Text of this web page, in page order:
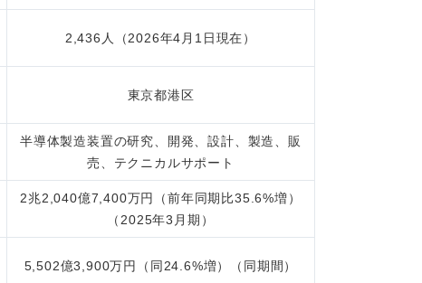
2,436人（2026年4月1日現在）
東京都港区
半導体製造装置の研究、開発、設計、製造、販
売、テクニカルサポート
2兆2,040億7,400万円（前年同期比35.6%増）
（2025年3月期）
5,502億3,900万円（同24.6%増）（同期間）